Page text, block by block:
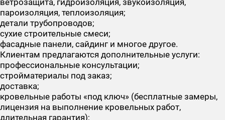
ветрозащита, гидроизоляция, звукоизоляция,
пароизоляция, теплоизоляция;
детали трубопроводов;
сухие строительные смеси;
фасадные панели, сайдинг и многое другое.
Клиентам предлагаются дополнительные услуги:
профессиональные консультации;
стройматериалы под заказ;
доставка;
кровельные работы «под ключ» (бесплатные замеры,
лицензия на выполнение кровельных работ,
длительная гарантия);